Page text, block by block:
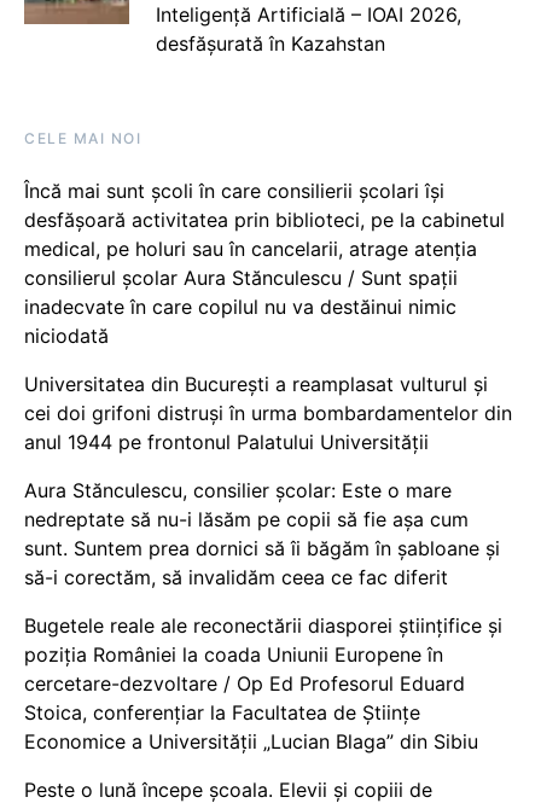
Inteligență Artificială – IOAI 2026,
desfășurată în Kazahstan
CELE MAI NOI
Încă mai sunt școli în care consilierii școlari își
desfășoară activitatea prin biblioteci, pe la cabinetul
medical, pe holuri sau în cancelarii, atrage atenția
consilierul școlar Aura Stănculescu / Sunt spații
inadecvate în care copilul nu va destăinui nimic
niciodată
Universitatea din București a reamplasat vulturul și
cei doi grifoni distruși în urma bombardamentelor din
anul 1944 pe frontonul Palatului Universității
Aura Stănculescu, consilier școlar: Este o mare
nedreptate să nu-i lăsăm pe copii să fie așa cum
sunt. Suntem prea dornici să îi băgăm în șabloane și
să-i corectăm, să invalidăm ceea ce fac diferit
Bugetele reale ale reconectării diasporei științifice și
poziția României la coada Uniunii Europene în
cercetare-dezvoltare / Op Ed Profesorul Eduard
Stoica, conferențiar la Facultatea de Științe
Economice a Universității „Lucian Blaga” din Sibiu
Peste o lună începe școala. Elevii și copiii de